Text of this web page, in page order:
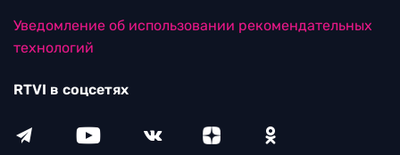
Уведомление об использовании рекомендательных
технологий
RTVI в соцсетях